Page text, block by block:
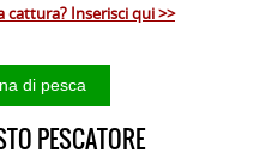
cattura? Inserisci qui >>
PESCATORE